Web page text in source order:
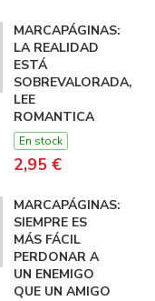
MARCAPÁGINAS:
LA REALIDAD
ESTÁ
SOBREVALORADA,
LEE
ROMANTICA
En stock
2,95 €
MARCAPÁGINAS:
SIEMPRE ES
MÁS FÁCIL
PERDONAR A
UN ENEMIGO
QUE UN AMIGO